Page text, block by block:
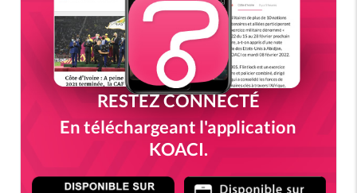
RESTEZ CONNECTÉ
En téléchargeant l'application
KOACI.